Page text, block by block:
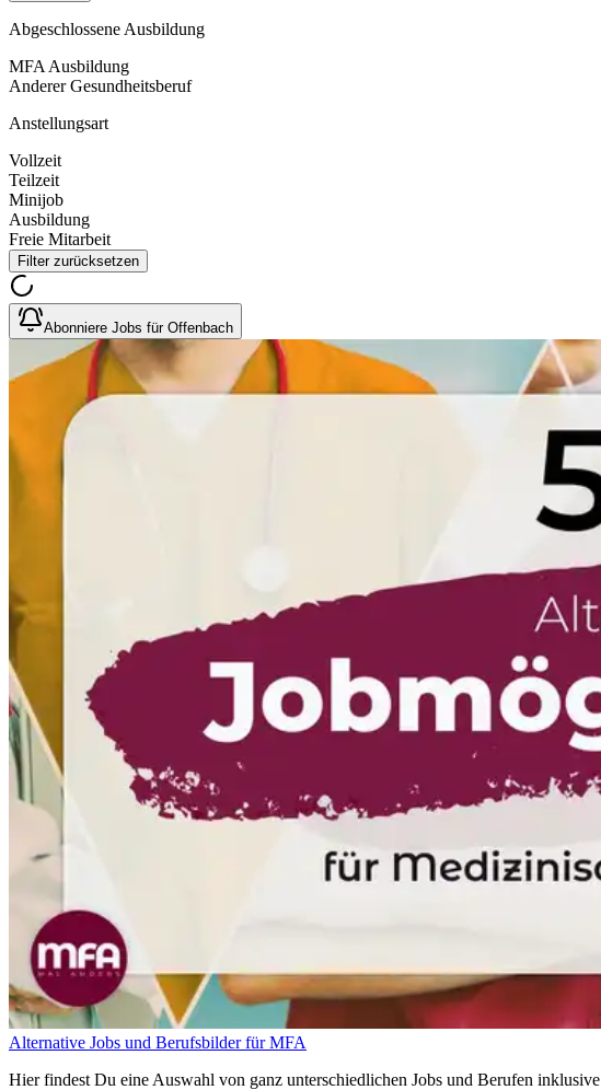
Abgeschlossene Ausbildung
MFA Ausbildung
Anderer Gesundheitsberuf
Anstellungsart
Vollzeit
Teilzeit
Minijob
Ausbildung
Freie Mitarbeit
Filter zurücksetzen
Abonniere Jobs für Offenbach
Alternative Jobs und Berufsbilder für MFA
Hier findest Du eine Auswahl von ganz unterschiedlichen Jobs und Berufen